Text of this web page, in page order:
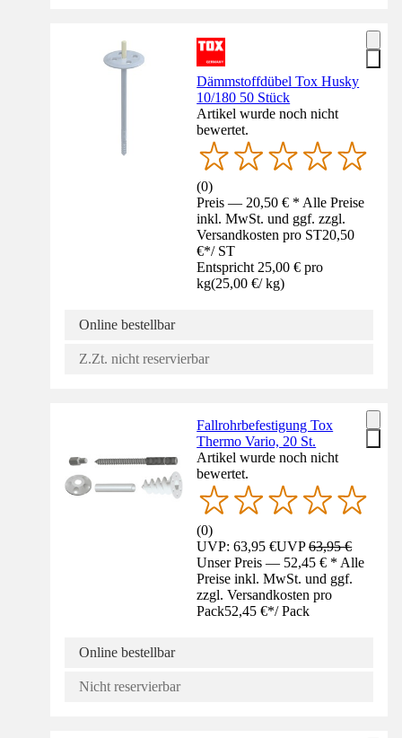
Dämmstoffdübel Tox Husky
10/180 50 Stück
Artikel wurde noch nicht
bewertet.
(0)
Preis — 20,50 € * Alle Preise
inkl. MwSt. und ggf. zzgl.
Versandkosten pro ST20,50
€*/ ST
Entspricht 25,00 € pro
kg(25,00 €/ kg)
Online bestellbar
Z.Zt. nicht reservierbar
Fallrohrbefestigung Tox
Thermo Vario, 20 St.
Artikel wurde noch nicht
bewertet.
(0)
UVP: 63,95 €UVP63,95 €
Unser Preis — 52,45 € * Alle
Preise inkl. MwSt. und ggf.
zzgl. Versandkosten pro
Pack52,45 €*/ Pack
Online bestellbar
Nicht reservierbar